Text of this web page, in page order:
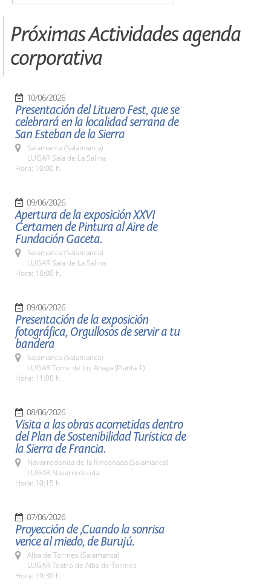
Próximas Actividades agenda
corporativa
10/06/2026
Presentación del Lituero Fest, que se
celebrará en la localidad serrana de
San Esteban de la Sierra
Salamanca (Salamanca)
LUGAR Sala de La Salina
Hora: 10:00 h.
09/06/2026
Apertura de la exposición XXVI
Certamen de Pintura al Aire de
Fundación Gaceta.
Salamanca (Salamanca)
LUGAR Sala de La Salina
Hora: 18:00 h.
09/06/2026
Presentación de la exposición
fotográfica, Orgullosos de servir a tu
bandera
Salamanca (Salamanca)
LUGAR Torre de los Anaya (Planta 1)
Hora: 11:00 h.
08/06/2026
Visita a las obras acometidas dentro
del Plan de Sostenibilidad Turística de
la Sierra de Francia.
Navarredonda de la Rinconada (Salamanca)
LUGAR Navarredonda
Hora: 10:15 h.
07/06/2026
Proyección de ,Cuando la sonrisa
vence al miedo, de Burujú.
Alba de Tormes (Salamanca)
LUGAR Teatro de Alba de Tormes
Hora: 19:30 h.